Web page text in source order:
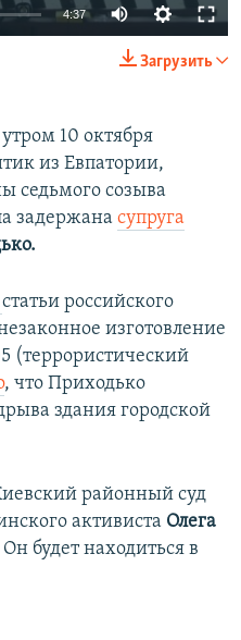
4:37
Загрузить
10 октября
из Евпатории,
седьмого созыва
задержана супруга
статьи российского
изготовление
(террористический
, что Приходько
здания городской
районный суд
активиста Олега
будет находиться в